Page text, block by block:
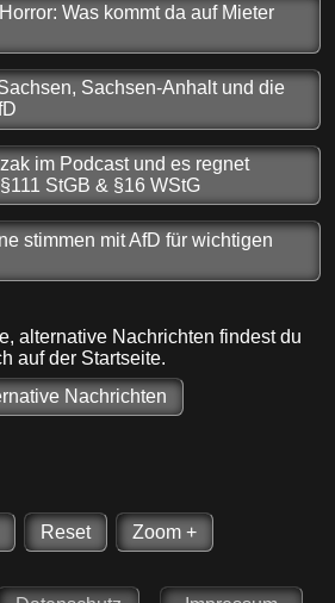
Was kommt da auf Mieter
Sachsen-Anhalt und die
im Podcast und es regnet
StGB & §16 WStG
stimmen mit AfD für wichtigen
alternative Nachrichten findest du
auf der Startseite.
Nachrichten
Reset Zoom +